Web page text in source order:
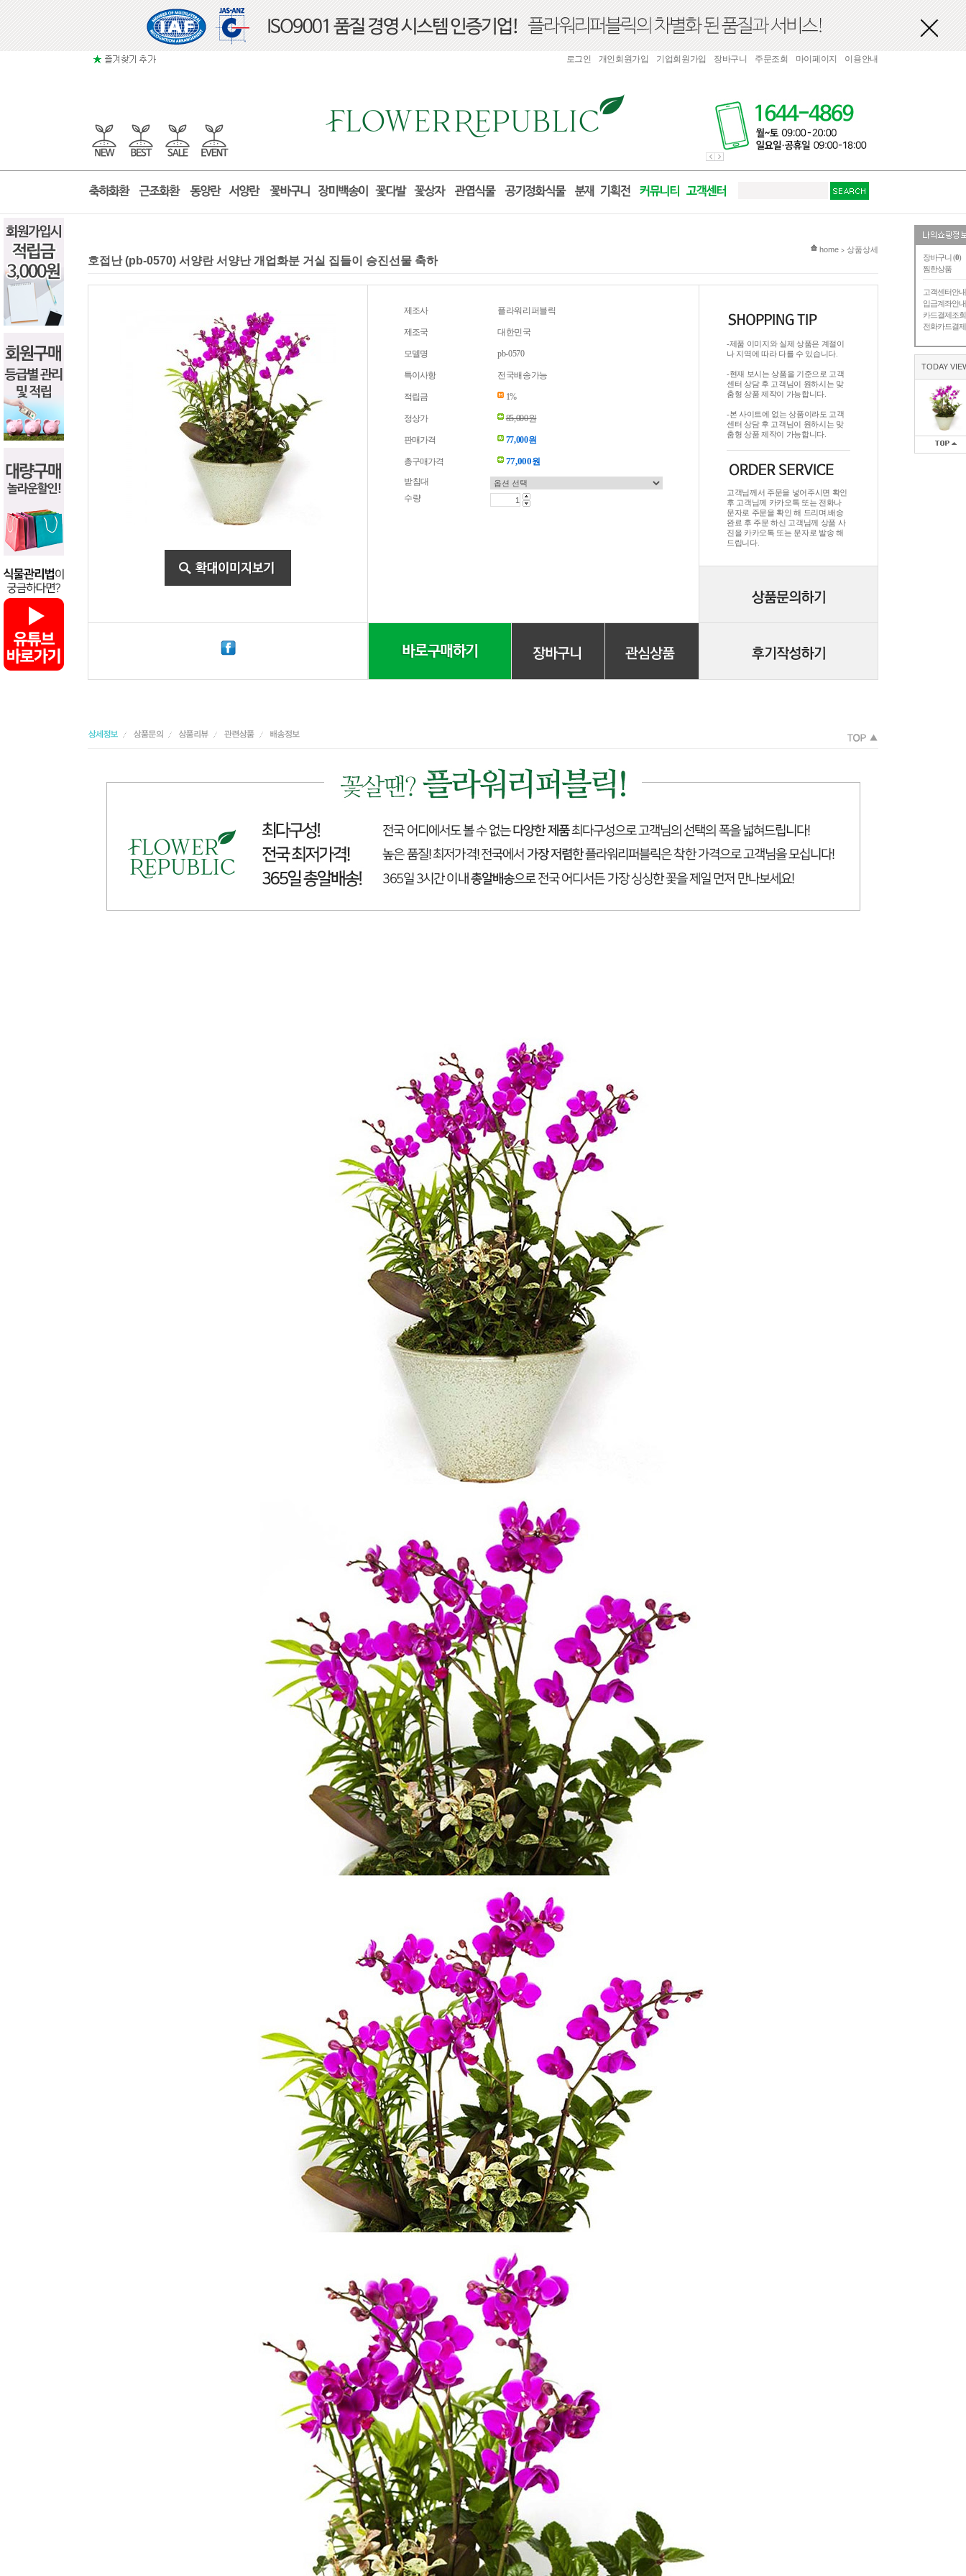
장바구니 (0)
찜한상품
고객센터안내
입금계좌안내
카드결제조회
전화카드결제
TODAY
로그인 개인회원가입 기업회원가입 장바구니 주문조회 마이페이지 이용안내
현재 위치
home > 상품상세
호접난 (pb-0570) 서양란 서양난 개업화분 거실 집들이 승진선물 축하
제조사 플라워리퍼블릭
제조국 대한민국
모델명 pb-0570
특이사항 전국배송가능
적립금 1%
정상가 85,000원
판매가격 77,000원
총구매가격 77,000원
받침대
수량
-제품 이미지와 실제 상품은 계절이
나 지역에 따라 다를 수 있습니다.
-현재 보시는 상품을 기준으로 고객
센터 상담 후 고객님이 원하시는 맞
춤형 상품 제작이 가능합니다.
-본 사이트에 없는 상품이라도 고객
센터 상담 후 고객님이 원하시는 맞
춤형 상품 제작이 가능합니다.
고객님께서 주문을 넣어주시면 확인
후 고객님께 카카오톡 또는 전화나
문자로 주문을 확인 해 드리며.배송
완료 후 주문 하신 고객님께 상품 사
진을 카카오톡 또는 문자로 발송 해
드립니다.